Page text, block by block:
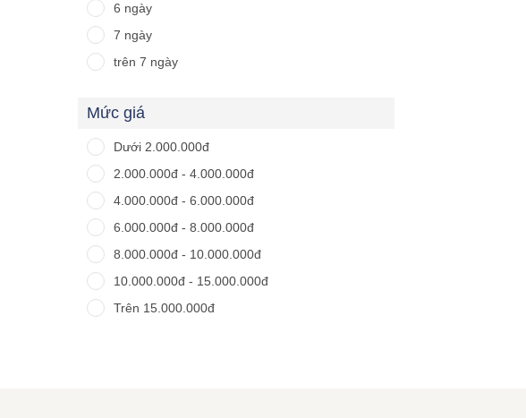
6 ngày
7 ngày
trên 7 ngày
Mức giá
Dưới 2.000.000đ
2.000.000đ - 4.000.000đ
4.000.000đ - 6.000.000đ
6.000.000đ - 8.000.000đ
8.000.000đ - 10.000.000đ
10.000.000đ - 15.000.000đ
Trên 15.000.000đ